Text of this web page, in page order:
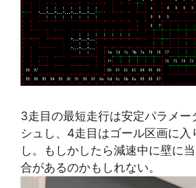
3走目の最短走行は安定パラメー
シュし、4走目はゴール区画に入
し。もしかしたら減速中に壁に
合があるのかもしれない。